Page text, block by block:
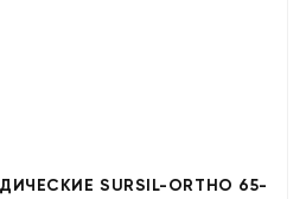
SURSIL-ORTHO 65-